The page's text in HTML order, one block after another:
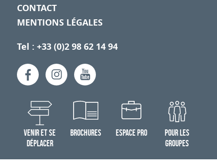
CONTACT
MENTIONS LÉGALES
Tel : +33 (0)2 98 62 14 94
VENIR ET SE
DÉPLACER
BROCHURES ESPACE PRO
POUR LES
GROUPES